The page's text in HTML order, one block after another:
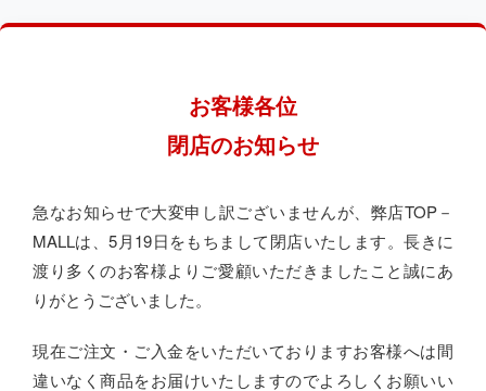
お客様各位
閉店のお知らせ
急なお知らせで大変申し訳ございませんが、弊店TOP－
MALLは、5月19日をもちまして閉店いたします。長きに
渡り多くのお客様よりご愛顧いただきましたこと誠にあ
りがとうございました。
現在ご注文・ご入金をいただいておりますお客様へは間
違いなく商品をお届けいたしますのでよろしくお願いい